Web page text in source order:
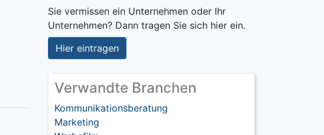
Sie vermissen ein Unternehmen oder Ihr
Unternehmen? Dann tragen Sie sich hier ein.
Hier eintragen
Verwandte Branchen
Kommunikationsberatung
Marketing